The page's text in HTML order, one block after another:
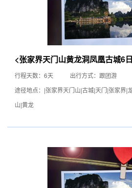
<张家界天门山黄龙洞凤凰古城6
行程天数：6天
出行方式：跟团游
途径地点：|张家界天门山|古城|天门|张家界|
山|黄龙